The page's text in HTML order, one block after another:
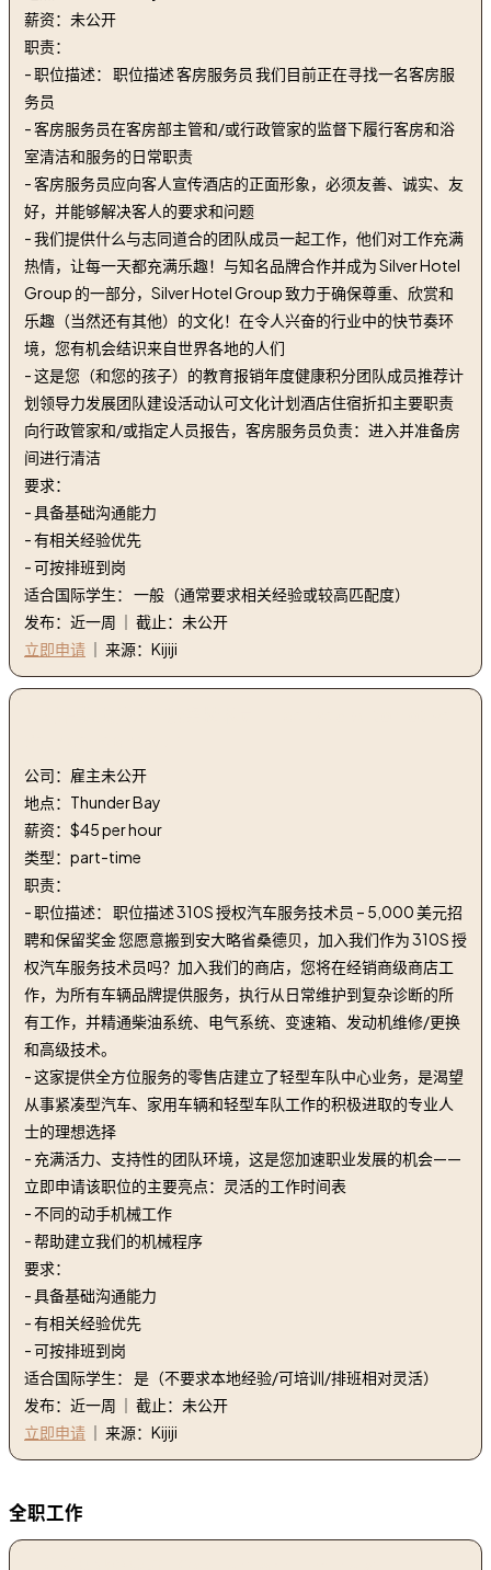
薪资：未公开
职责：
- 职位描述： 职位描述 客房服务员 我们目前正在寻找一名客房服
务员
- 客房服务员在客房部主管和/或行政管家的监督下履行客房和浴
室清洁和服务的日常职责
- 客房服务员应向客人宣传酒店的正面形象，必须友善、诚实、友
好，并能够解决客人的要求和问题
- 我们提供什么与志同道合的团队成员一起工作，他们对工作充满
热情，让每一天都充满乐趣！与知名品牌合作并成为 Silver Hotel
Group 的一部分，Silver Hotel Group 致力于确保尊重、欣赏和
乐趣（当然还有其他）的文化！在令人兴奋的行业中的快节奏环
境，您有机会结识来自世界各地的人们
- 这是您（和您的孩子）的教育报销年度健康积分团队成员推荐计
划领导力发展团队建设活动认可文化计划酒店住宿折扣主要职责
向行政管家和/或指定人员报告，客房服务员负责：进入并准备房
间进行清洁
要求：
- 具备基础沟通能力
- 有相关经验优先
- 可按排班到岗
适合国际学生： 一般（通常要求相关经验或较高匹配度）
发布：近一周 ｜ 截止：未公开
立即申请 ｜ 来源：Kijiji
公司：雇主未公开
地点：Thunder Bay
薪资：$45 per hour
类型：part-time
职责：
- 职位描述： 职位描述 310S 授权汽车服务技术员 – 5,000 美元招
聘和保留奖金 您愿意搬到安大略省桑德贝，加入我们作为 310S 授
权汽车服务技术员吗？加入我们的商店，您将在经销商级商店工
作，为所有车辆品牌提供服务，执行从日常维护到复杂诊断的所
有工作，并精通柴油系统、电气系统、变速箱、发动机维修/更换
和高级技术。
- 这家提供全方位服务的零售店建立了轻型车队中心业务，是渴望
从事紧凑型汽车、家用车辆和轻型车队工作的积极进取的专业人
士的理想选择
- 充满活力、支持性的团队环境，这是您加速职业发展的机会——
立即申请该职位的主要亮点：灵活的工作时间表
- 不同的动手机械工作
- 帮助建立我们的机械程序
要求：
- 具备基础沟通能力
- 有相关经验优先
- 可按排班到岗
适合国际学生： 是（不要求本地经验/可培训/排班相对灵活）
发布：近一周 ｜ 截止：未公开
立即申请 ｜ 来源：Kijiji
全职工作